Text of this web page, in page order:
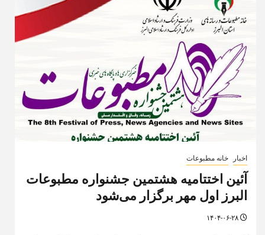
اخبار خانه مطبوعات
آئین اختتامیه هشتمین جشنواره مطبوعات
البرز اول مهر برگزار می‌شود